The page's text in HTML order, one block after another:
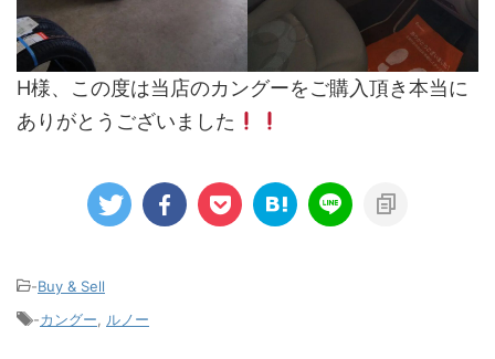
H様、この度は当店のカングーをご購入頂き本当に
ありがとうございました
-Buy & Sell
-カングー, ルノー